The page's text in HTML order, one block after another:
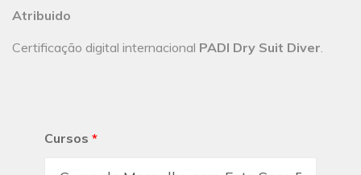
Atribuido
Certificação digital internacional PADI Dry Suit Diver.
Cursos *